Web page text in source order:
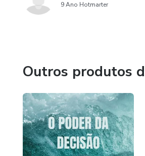
9 Ano Hotmarter
Outros produtos